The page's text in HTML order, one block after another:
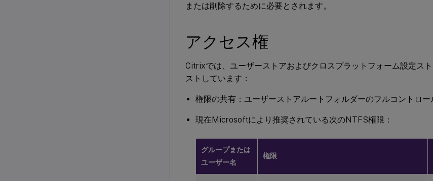
または削除するために必要とされます。
アクセス権
Citrixでは、ユーザーストアおよびクロスプラットフォーム設定ス
ストしています：
権限の共有：ユーザーストアルートフォルダーのフルコントロー
現在Microsoftにより推奨されている次のNTFS権限：
グループまたは
ユーザー名
権限